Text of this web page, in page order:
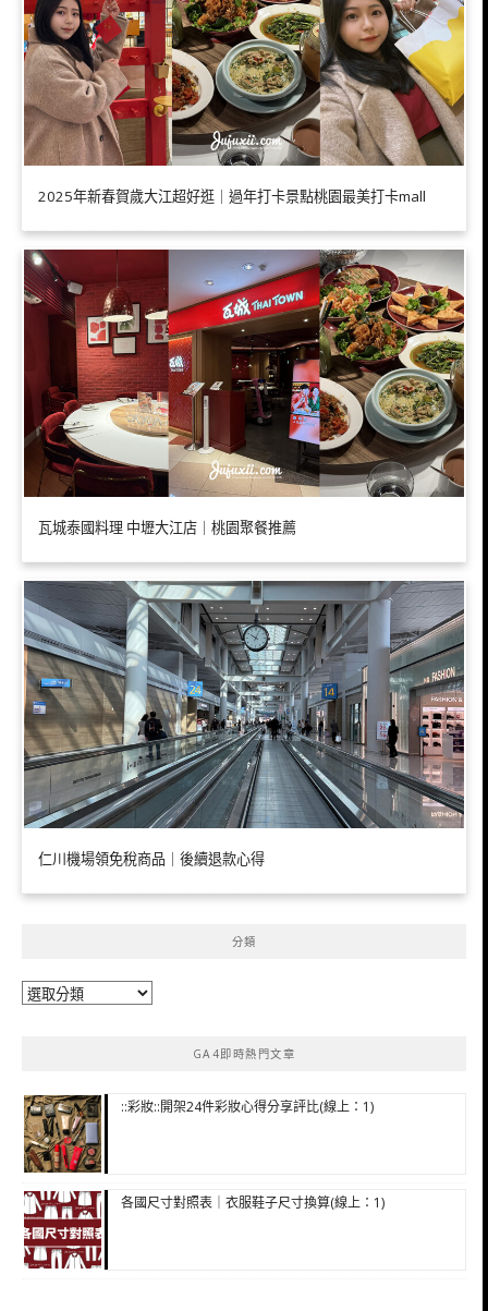
2025年新春賀歲大江超好逛｜過年打卡景點桃園最美打卡mall
瓦城泰國料理 中壢大江店｜桃園聚餐推薦
仁川機場領免稅商品｜後續退款心得
分類
分
GA4即時熱門文章
::彩妝::開架24件彩妝心得分享評比(線上：1)
各國尺寸對照表｜衣服鞋子尺寸換算(線上：1)